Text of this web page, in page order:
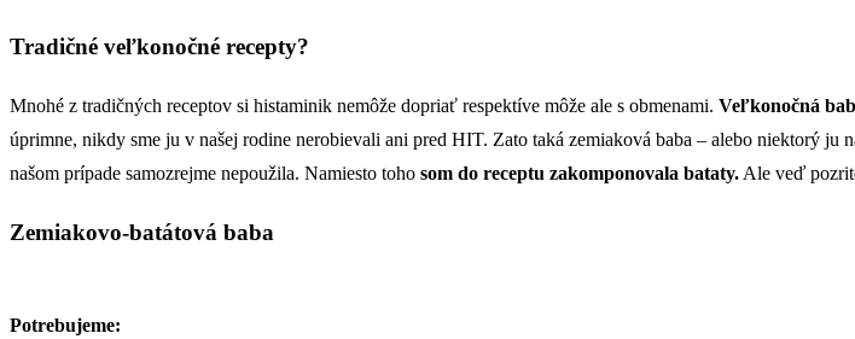
Tradičné veľkonočné recepty?
Mnohé z tradičných receptov si histaminik nemôže dopriať respektíve môže ale s obmenami. Veľkonočná
úprimne, nikdy sme ju v našej rodine nerobievali ani pred HIT. Zato taká zemiaková baba – alebo niektorý
našom prípade samozrejme nepoužila. Namiesto toho som do receptu zakomponovala bataty. Ale veď
Zemiakovo-batátová baba
Potrebujeme: